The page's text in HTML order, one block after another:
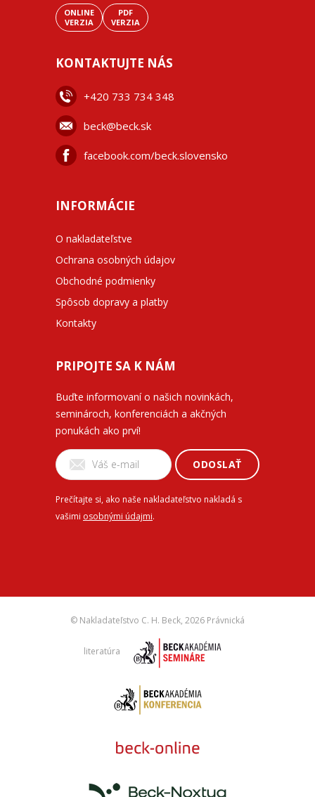
ONLINE
VERZIA
PDF
VERZIA
KONTAKTUJTE NÁS
+420 733 734 348
beck@beck.sk
facebook.com/beck.slovensko
INFORMÁCIE
O nakladateľstve
Ochrana osobných údajov
Obchodné podmienky
Spôsob dopravy a platby
Kontakty
PRIPOJTE SA K NÁM
Buďte informovaní o našich novinkách,
seminároch, konferenciách a akčných
ponukách ako prví!
ODOSLAŤ
Prečítajte si, ako naše nakladateľstvo nakladá s
vašimi osobnými údajmi.
© Nakladateľstvo C. H. Beck, 2026 Právnická
literatúra